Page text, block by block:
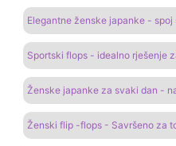
Elegantne ženske japanke - spoj
Sportski flops - idealno rješenje
Ženske japanke za svaki dan -
Ženski flip -flops - Savršeno za